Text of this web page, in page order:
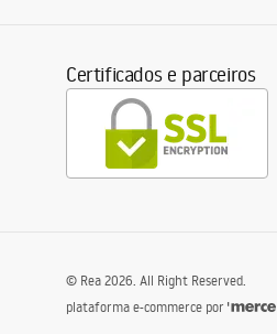
Certificados e parceiros
© Rea 2026. All Right Reserved.
plataforma e-commerce por